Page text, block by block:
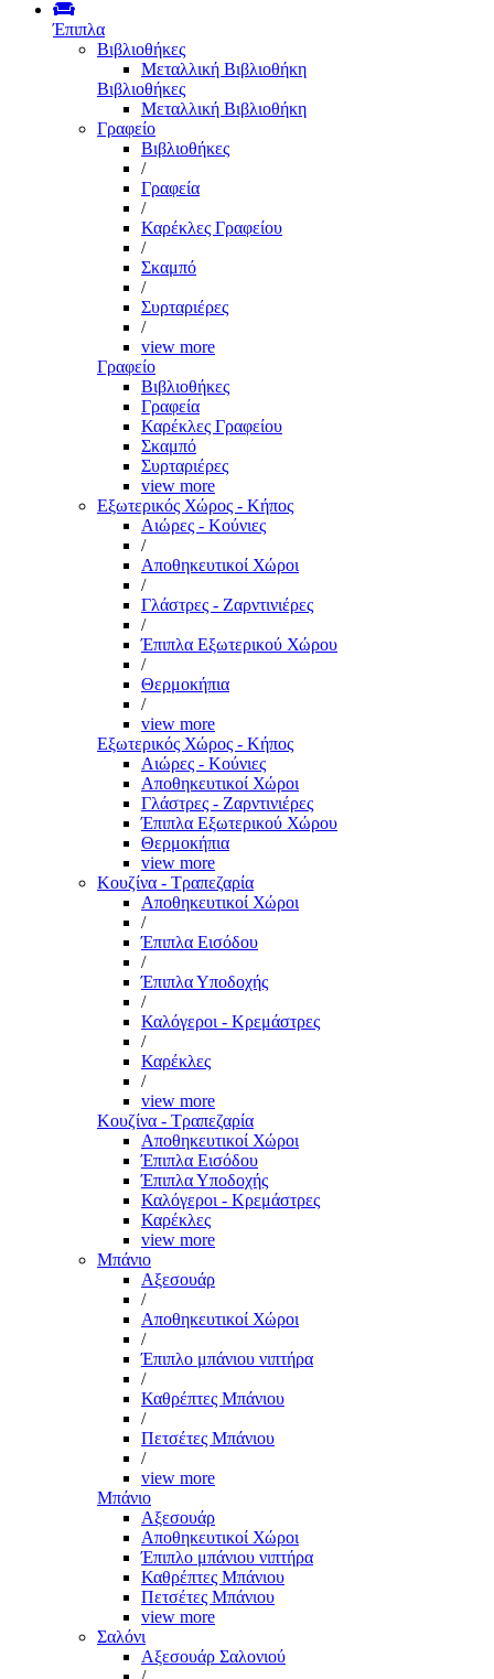
Έπιπλα
Βιβλιοθήκες
Μεταλλική Βιβλιοθήκη
Βιβλιοθήκες
Μεταλλική Βιβλιοθήκη
Γραφείο
Βιβλιοθήκες
/
Γραφεία
/
Καρέκλες Γραφείου
/
Σκαμπό
/
Συρταριέρες
/
view more
Γραφείο
Βιβλιοθήκες
Γραφεία
Καρέκλες Γραφείου
Σκαμπό
Συρταριέρες
view more
Εξωτερικός Χώρος - Κήπος
Αιώρες - Κούνιες
/
Αποθηκευτικοί Χώροι
/
Γλάστρες - Ζαρντινιέρες
/
Έπιπλα Εξωτερικού Χώρου
/
Θερμοκήπια
/
view more
Εξωτερικός Χώρος - Κήπος
Αιώρες - Κούνιες
Αποθηκευτικοί Χώροι
Γλάστρες - Ζαρντινιέρες
Έπιπλα Εξωτερικού Χώρου
Θερμοκήπια
view more
Κουζίνα - Τραπεζαρία
Αποθηκευτικοί Χώροι
/
Έπιπλα Εισόδου
/
Έπιπλα Υποδοχής
/
Καλόγεροι - Κρεμάστρες
/
Καρέκλες
/
view more
Κουζίνα - Τραπεζαρία
Αποθηκευτικοί Χώροι
Έπιπλα Εισόδου
Έπιπλα Υποδοχής
Καλόγεροι - Κρεμάστρες
Καρέκλες
view more
Μπάνιο
Αξεσουάρ
/
Αποθηκευτικοί Χώροι
/
Έπιπλο μπάνιου νιπτήρα
/
Καθρέπτες Μπάνιου
/
Πετσέτες Μπάνιου
/
view more
Μπάνιο
Αξεσουάρ
Αποθηκευτικοί Χώροι
Έπιπλο μπάνιου νιπτήρα
Καθρέπτες Μπάνιου
Πετσέτες Μπάνιου
view more
Σαλόνι
Αξεσουάρ Σαλονιού